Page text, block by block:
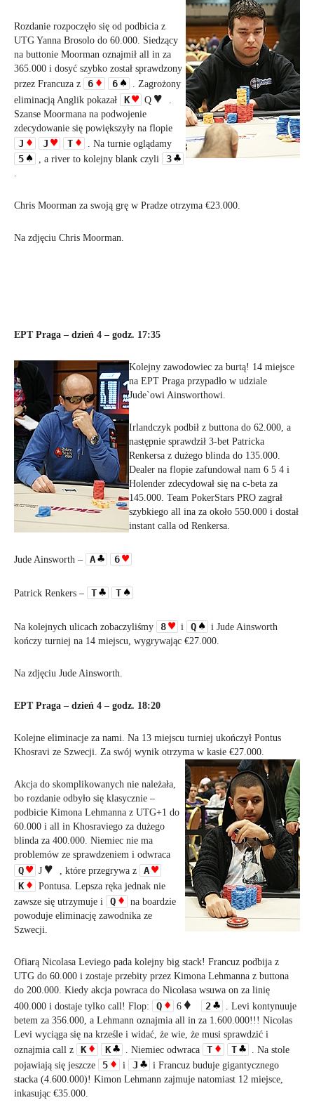
Rozdanie rozpoczęło się od podbicia z
UTG Yanna Brosolo do 60.000. Siedzący
na buttonie Moorman oznajmił all in za
365.000 i dosyć szybko został sprawdzony
przez Francuza z
6 6
. Zagrożony
eliminacją Anglik pokazał
K Q
Szanse Moormana na podwojenie
zdecydowanie się powiększyły na flopie
J J T . Na turnie oglądamy
5 , a river to kolejny blank czyli 3
Chris Moorman za swoją grę w Pradze otrzyma €23.000.
Na zdjęciu Chris Moorman.
EPT Praga – dzień 4 – godz. 17:35
Kolejny zawodowiec za burtą! 14 miejsce
na EPT Praga przypadło w udziale
Jude`owi Ainsworthowi.
Irlandczyk podbił z buttona do 62.000, a
następnie sprawdził 3-bet Patricka
Renkersa z dużego blinda do 135.000.
Dealer na flopie zafundował nam 6 5 4 i
Holender zdecydował się na c-beta za
145.000. Team PokerStars PRO zagrał
szybkiego all ina za około 550.000 i dostał
instant calla od Renkersa.
Jude Ainsworth – A 6
Patrick Renkers – T T
Na kolejnych ulicach zobaczyliśmy 8 i Q i Jude Ainsworth
kończy turniej na 14 miejscu, wygrywając €27.000.
Na zdjęciu Jude Ainsworth.
EPT Praga – dzień 4 – godz. 18:20
Kolejne eliminacje za nami. Na 13 miejscu turniej ukończył Pontus
Khosravi ze Szwecji. Za swój wynik otrzyma w kasie €27.000.
Akcja do skomplikowanych nie należała,
bo rozdanie odbyło się klasycznie –
podbicie Kimona Lehmanna z UTG+1 do
60.000 i all in Khosraviego za dużego
blinda za 400.000. Niemiec nie ma
problemów ze sprawdzeniem i odwraca
Q J , które przegrywa z
A
K
Pontusa. Lepsza ręka jednak nie
zawsze się utrzymuje i
Q
na boardzie
powoduje eliminację zawodnika ze
Szwecji
Ofiarą Nicolasa Leviego pada kolejny big stack! Francuz podbija z
UTG do 60.000 i zostaje przebity przez Kimona Lehmanna z buttona
do 200.000. Kiedy akcja powraca do Nicolasa wsuwa on za linię
400.000 i dostaje tylko call! Flop:
Q 6 2
. Levi kontynuuje
betem za 356.000, a Lehmann oznajmia all in za 1.600.000!!! Nicolas
Levi wyciąga się na krześle i widać, że wie, że musi sprawdzić i
oznajmia call z
K K . Niemiec odwraca T T
. Na stole
pojawiają się jeszcze
5 i J
i Francuz buduje gigantycznego
stacka (4.600.000)! Kimon Lehmann zajmuje natomiast 12 miejsce,
inkasując €35.000.